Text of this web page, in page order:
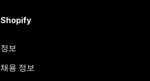
Shopify
정보
채용 정보